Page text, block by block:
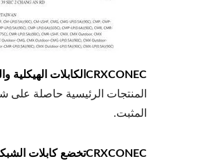
CRXCONECالكابلات الهيكلية والملحقات.
المثبت.
CRXCONECتخضع كابلات الشبكة المحلية (LAN) لمعيار UL لمقاومة الاشتعال، وتشمل الأنواع CM وCMX وCMR وCMG وCMP.